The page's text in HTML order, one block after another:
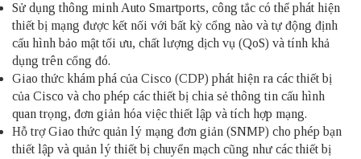
Sử dụng thông minh Auto Smartports, công tắc có thể phát hiện
thiết bị mạng được kết nối với bất kỳ cổng nào và tự động định
cấu hình bảo mật tối ưu, chất lượng dịch vụ (QoS) và tính khả
dụng trên cổng đó.
Giao thức khám phá của Cisco (CDP) phát hiện ra các thiết bị
của Cisco và cho phép các thiết bị chia sẻ thông tin cấu hình
quan trọng, đơn giản hóa việc thiết lập và tích hợp mạng.
Hỗ trợ Giao thức quản lý mạng đơn giản (SNMP) cho phép bạn
thiết lập và quản lý thiết bị chuyển mạch cũng như các thiết bị